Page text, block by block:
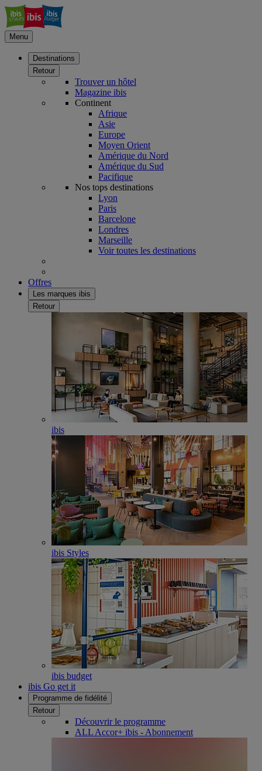
Menu
Destinations
Retour
Trouver un hôtel
Magazine ibis
Continent
Afrique
Asie
Europe
Moyen Orient
Amérique du Nord
Amérique du Sud
Pacifique
Nos tops destinations
Lyon
Paris
Barcelone
Londres
Marseille
Voir toutes les destinations
Offres
Les marques ibis
Retour
ibis
ibis Styles
ibis budget
ibis Go get it
Programme de fidélité
Retour
Découvrir le programme
ALL Accor+ ibis - Abonnement